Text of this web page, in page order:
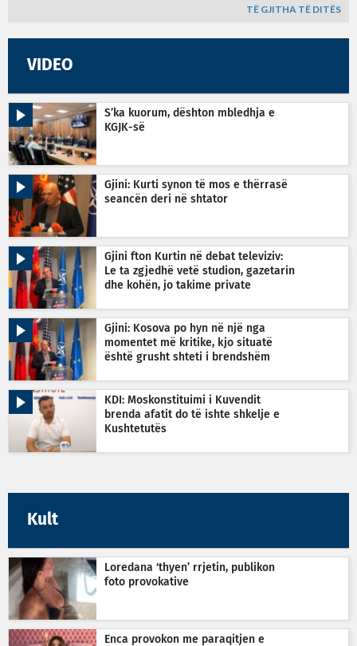
TË GJITHA TË DITËS
VIDEO
S’ka kuorum, dështon mbledhja e
KGJK-së
Gjini: Kurti synon të mos e thërrasë
seancën deri në shtator
Gjini fton Kurtin në debat televiziv:
Le ta zgjedhë vetë studion, gazetarin
dhe kohën, jo takime private
Gjini: Kosova po hyn në një nga
momentet më kritike, kjo situatë
është grusht shteti i brendshëm
KDI: Moskonstituimi i Kuvendit
brenda afatit do të ishte shkelje e
Kushtetutës
Kult
Loredana ‘thyen’ rrjetin, publikon
foto provokative
Enca provokon me paraqitjen e